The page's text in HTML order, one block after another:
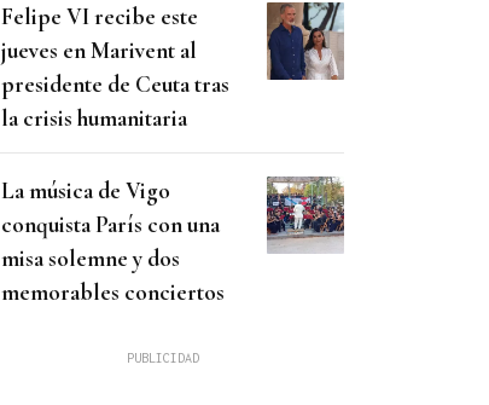
Felipe VI recibe este
jueves en Marivent al
presidente de Ceuta tras
la crisis humanitaria
La música de Vigo
conquista París con una
misa solemne y dos
memorables conciertos